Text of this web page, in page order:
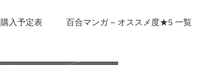
購入予定表 百合マンガ – オススメ度★5 一覧